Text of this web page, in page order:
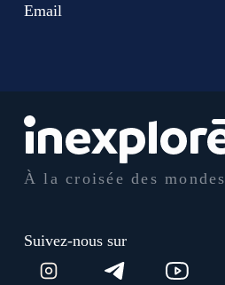
À la croisée des mondes
Suivez-nous sur
Email